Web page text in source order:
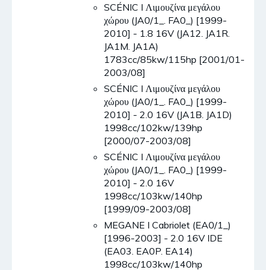
SCÉNIC I Λιμουζίνα μεγάλου
χώρου (JA0/1_. FA0_) [1999-
2010] - 1.8 16V (JA12. JA1R.
JA1M. JA1A)
1783cc/85kw/115hp [2001/01-
2003/08]
SCÉNIC I Λιμουζίνα μεγάλου
χώρου (JA0/1_. FA0_) [1999-
2010] - 2.0 16V (JA1B. JA1D)
1998cc/102kw/139hp
[2000/07-2003/08]
SCÉNIC I Λιμουζίνα μεγάλου
χώρου (JA0/1_. FA0_) [1999-
2010] - 2.0 16V
1998cc/103kw/140hp
[1999/09-2003/08]
MEGANE I Cabriolet (EA0/1_)
[1996-2003] - 2.0 16V IDE
(EA03. EA0P. EA14)
1998cc/103kw/140hp